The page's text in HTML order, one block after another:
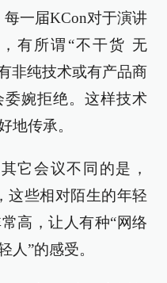
一届KCon对于演讲
有所谓“不干货 无
非纯技术或有产品商
婉拒绝。这样技术
地传承。
它会议不同的是，
这些相对陌生的年轻
高，让人有种“网络
人”的感受。